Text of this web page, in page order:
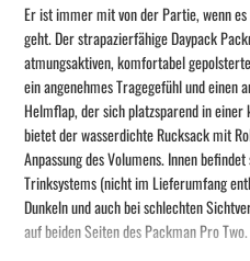
Er ist immer mit von der Partie, wenn
geht. Der strapazierfähige Daypack
atmungsaktiven, komfortabel
ein angenehmes Tragegefühl und einen
Helmflap, der sich platzsparend in einer
bietet der wasserdichte Rucksack mit
Anpassung des Volumens. Innen
Trinksystems (nicht im Lieferumfang
Dunkeln und auch bei schlechten
auf beiden Seiten des Packman Pro Two.